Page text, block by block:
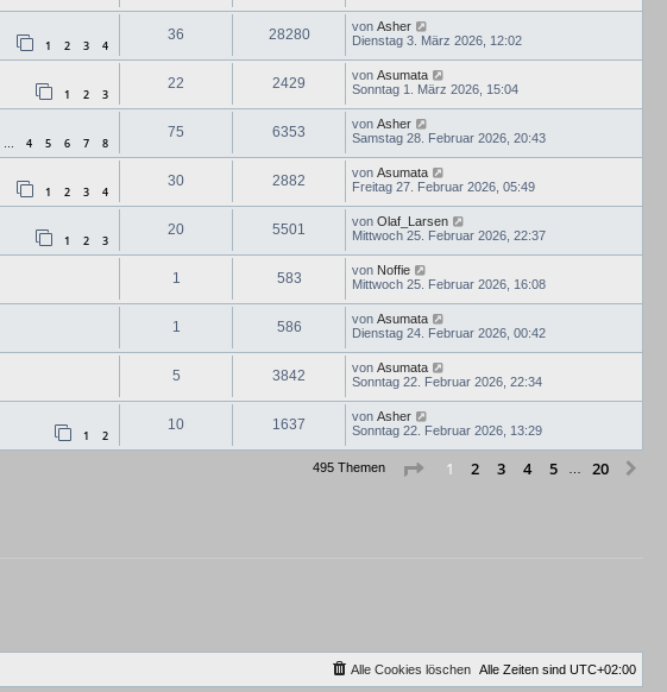
1 2 3 4
36 28280 von Asher
Dienstag 3. März 2026, 12:02
1 2 3
22 2429 von Asumata
Sonntag 1. März 2026, 15:04
4 5 6 7 8
75 6353 von Asher
Samstag 28. Februar 2026, 20:43
1 2 3 4
30 2882 von Asumata
Freitag 27. Februar 2026, 05:49
1 2 3
20 5501 von Olaf_Larsen
Mittwoch 25. Februar 2026, 22:37
1 583 von Noffie
Mittwoch 25. Februar 2026, 16:08
1 586 von Asumata
Dienstag 24. Februar 2026, 00:42
5 3842 von Asumata
Sonntag 22. Februar 2026, 22:34
1 2
10 1637 von Asher
Sonntag 22. Februar 2026, 13:29
495 Themen Seite 1von
1 2 3 4 5 20
Alle Zeiten sind UTC+02:00
Alle Cookies löschen